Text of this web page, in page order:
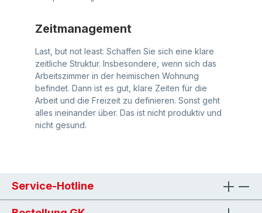
Zeitmanagement
Last, but not least: Schaffen Sie sich eine klare
zeitliche Struktur. Insbesondere, wenn sich das
Arbeitszimmer in der heimischen Wohnung
befindet. Dann ist es gut, klare Zeiten für die
Arbeit und die Freizeit zu definieren. Sonst geht
alles ineinander über. Das ist nicht produktiv und
nicht gesund.
Service-Hotline